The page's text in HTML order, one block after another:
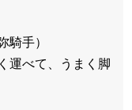
騎手）
運べて、うまく脚